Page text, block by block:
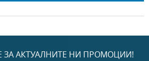
ЗА АКТУАЛНИТЕ НИ ПРОМОЦИИ!